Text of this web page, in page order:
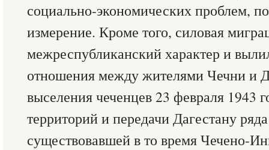
социально-экономических проблем,
измерение. Кроме того, силовая
межреспубликанский характер и
отношения между жителями Чечни и
выселения чеченцев 23 февраля 1943
территорий и передачи Дагестану
существовавшей в то время Чечено-